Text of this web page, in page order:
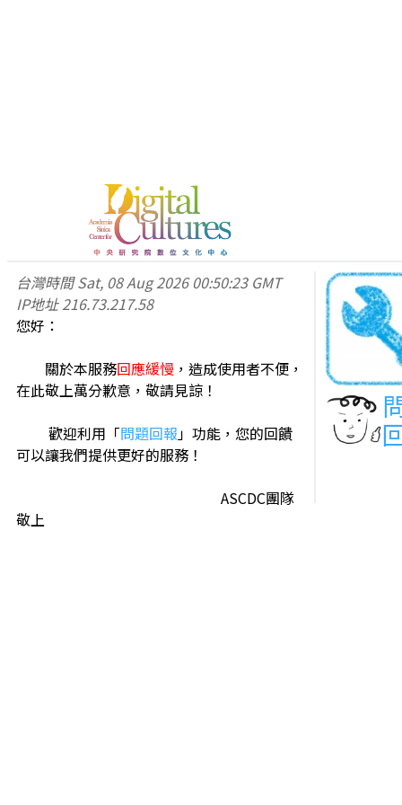
台灣時間Sat, 08 Aug 2026 00:50:23 GMT
IP地址216.73.217.58
您好：
關於本服務回應緩慢 ，造成使用者不便，
在此敬上萬分歉意，敬請見諒！
歡迎利用「問題回報」功能，您的回饋
可以讓我們提供更好的服務！
ASCDC團隊
敬上